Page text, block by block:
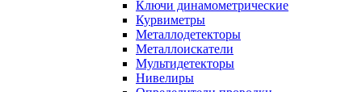
Ключи динамометрические
Курвиметры
Металлодетекторы
Металлоискатели
Мультидетекторы
Нивелиры